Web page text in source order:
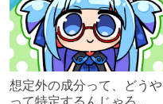
想定外の成分って、どうや